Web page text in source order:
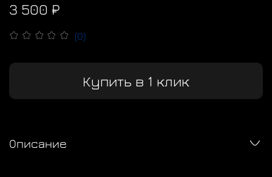
(0)
3 500 ₽
Купить в 1 клик
Описание